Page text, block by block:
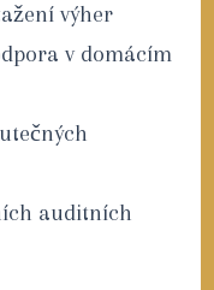
výher
v domácím
auditních